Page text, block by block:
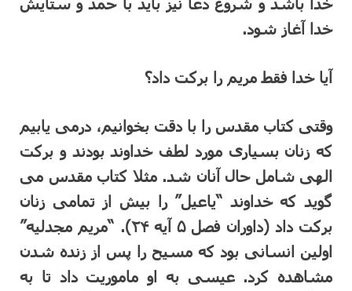
خدا آغاز شود.
آیا خدا فقط مریم را برکت داد؟
وقتی کتاب مقدس را با دقت بخوانیم، درمی یابیم
که زنان بسیاری مورد لطف خداوند بودند و برکت
الهی شامل حال آنان شد. مثلا کتاب مقدس می
گوید که خداوند “یاعیل” را بیش از تمامی زنان
برکت داد (داوران فصل ۵ آیه ۲۴). “مریم مجدلیه”
اولین انسانی بود که مسیح را پس از زنده شدن
مشاهده کرد. عیسی به او ماموریت داد تا به